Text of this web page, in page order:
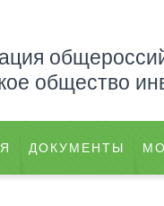
общество
ДОКУМЕНТЫ